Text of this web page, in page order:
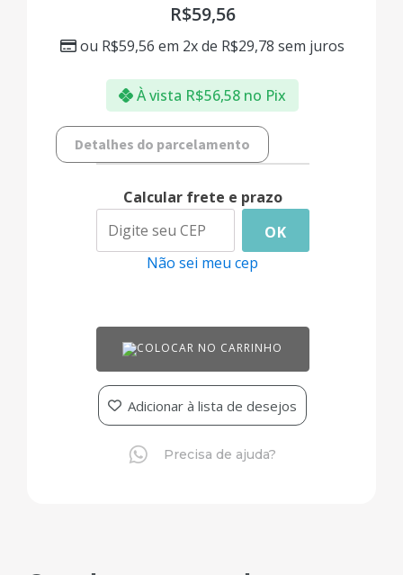
R$59,56
ou R$59,56 em 2x de R$29,78 sem juros
À vista R$56,58 no Pix
Detalhes do parcelamento
Calcular frete e prazo
OK
Não sei meu cep
COLOCAR NO CARRINHO
Adicionar à lista de desejos
Precisa de ajuda?